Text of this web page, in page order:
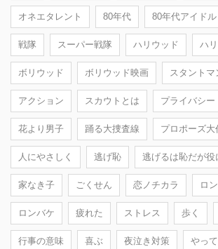
オネエタレント 80年代 80年代アイドル
戦隊 スーパー戦隊 ハリウッド ハ
ボリウッド ボリウッド映画 スタントマ
アクション スカウトとは プライバシー
花より男子 踊る大捜査線 プロポーズ大
人にやさしく 逃げ恥 逃げるは恥だが役
家なき子 ごくせん 恋ノチカラ ロ
ロンバケ 疲れた ストレス 歩く
行事の意味 喜ぶ 夜泣き対策 やっ